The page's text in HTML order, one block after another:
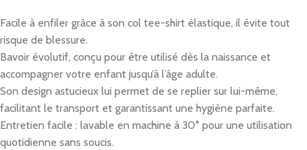
Facile à enfiler grâce à son col tee-shirt élastique, il évite tout
risque de blessure.
Bavoir évolutif, conçu pour être utilisé dès la naissance et
accompagner votre enfant jusqu’à l’âge adulte.
Son design astucieux lui permet de se replier sur lui-même,
facilitant le transport et garantissant une hygiène parfaite.
Entretien facile : lavable en machine à 30° pour une utilisation
quotidienne sans soucis.